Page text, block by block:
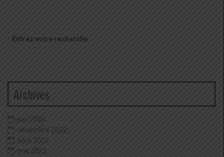
pour
Archives
juin 2026
décembre 2022
août 2022
mai 2022